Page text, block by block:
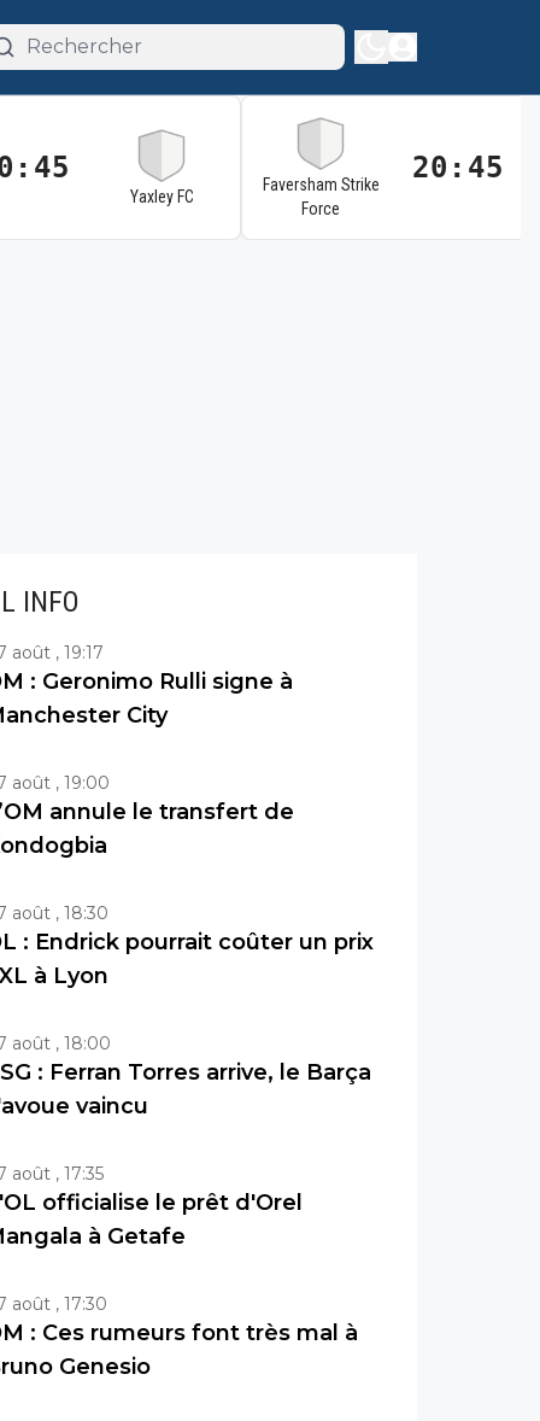
Yaxley FC
Faversham Strike
Force
20:45
INFO
août , 19:17
: Geronimo Rulli signe à
City
août , 19:00
annule le transfert de
août , 18:30
: Endrick pourrait coûter un prix
à Lyon
août , 18:00
: Ferran Torres arrive, le Barça
vaincu
août , 17:35
officialise le prêt d'Orel
à Getafe
août , 17:30
: Ces rumeurs font très mal à
Genesio